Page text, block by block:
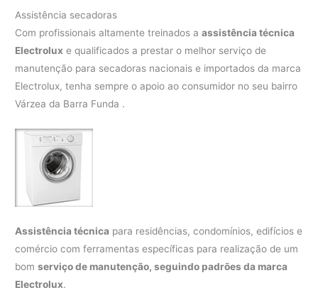
Assistência secadoras
Com profissionais altamente treinados aassistência técnica
Electrolux e qualificados a prestar o melhor serviço de
manutenção para secadoras nacionais e importados da marca
Electrolux, tenha sempre o apoio ao consumidor no seu bairro
Várzea da Barra Funda .
Assistência técnica para residências, condomínios, edifícios e
comércio com ferramentas específicas para realização de um
bomserviço de manutenção, seguindo padrões da marca
Electrolux.